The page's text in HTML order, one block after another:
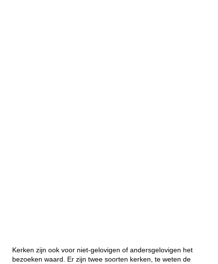
Kerken zijn ook voor niet-gelovigen of andersgelovigen het
bezoeken waard. Er zijn twee soorten kerken, te weten de